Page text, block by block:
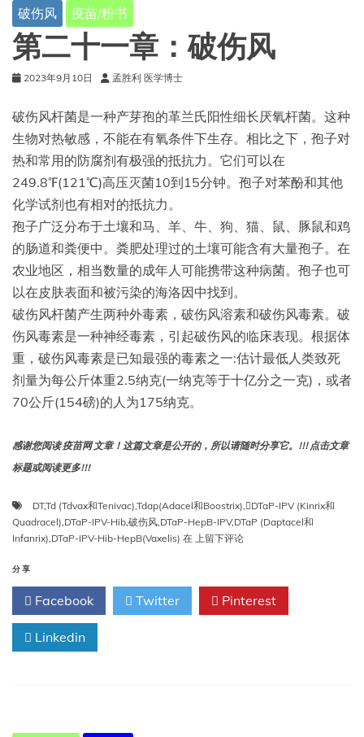
破伤风 疫苗/粉书
第二十一章：破伤风
2023年9月10日 孟胜利 医学博士
破伤风杆菌是一种产芽孢的革兰氏阳性细长厌氧杆菌。这种
生物对热敏感，不能在有氧条件下生存。相比之下，孢子对
热和常用的防腐剂有极强的抵抗力。它们可以在
249.8℉(121℃)高压灭菌10到15分钟。孢子对苯酚和其他
化学试剂也有相对的抵抗力。
孢子广泛分布于土壤和马、羊、牛、狗、猫、鼠、豚鼠和鸡
的肠道和粪便中。粪肥处理过的土壤可能含有大量孢子。在
农业地区，相当数量的成年人可能携带这种病菌。孢子也可
以在皮肤表面和被污染的海洛因中找到。
破伤风杆菌产生两种外毒素，破伤风溶素和破伤风毒素。破
伤风毒素是一种神经毒素，引起破伤风的临床表现。根据体
重，破伤风毒素是已知最强的毒素之一:估计最低人类致死
剂量为每公斤体重2.5纳克(一纳克等于十亿分之一克)，或者
70公斤(154磅)的人为175纳克。
感谢您阅读 疫苗网 文章！这篇文章是公开的，所以请随时分享它。!!! 点击文章
标题或阅读更多!!!
DT,Td (Tdvax和Tenivac),Tdap(Adacel和Boostrix),DTaP-IPV (Kinrix和
Quadracel),DTaP-IPV-Hib,破伤风,DTaP-HepB-IPV,DTaP (Daptacel和
Infanrix),DTaP-IPV-Hib-HepB(Vaxelis) 在 第
一
章：
破
上留下评论
分享
Facebook Twitter Pinterest
Linkedin